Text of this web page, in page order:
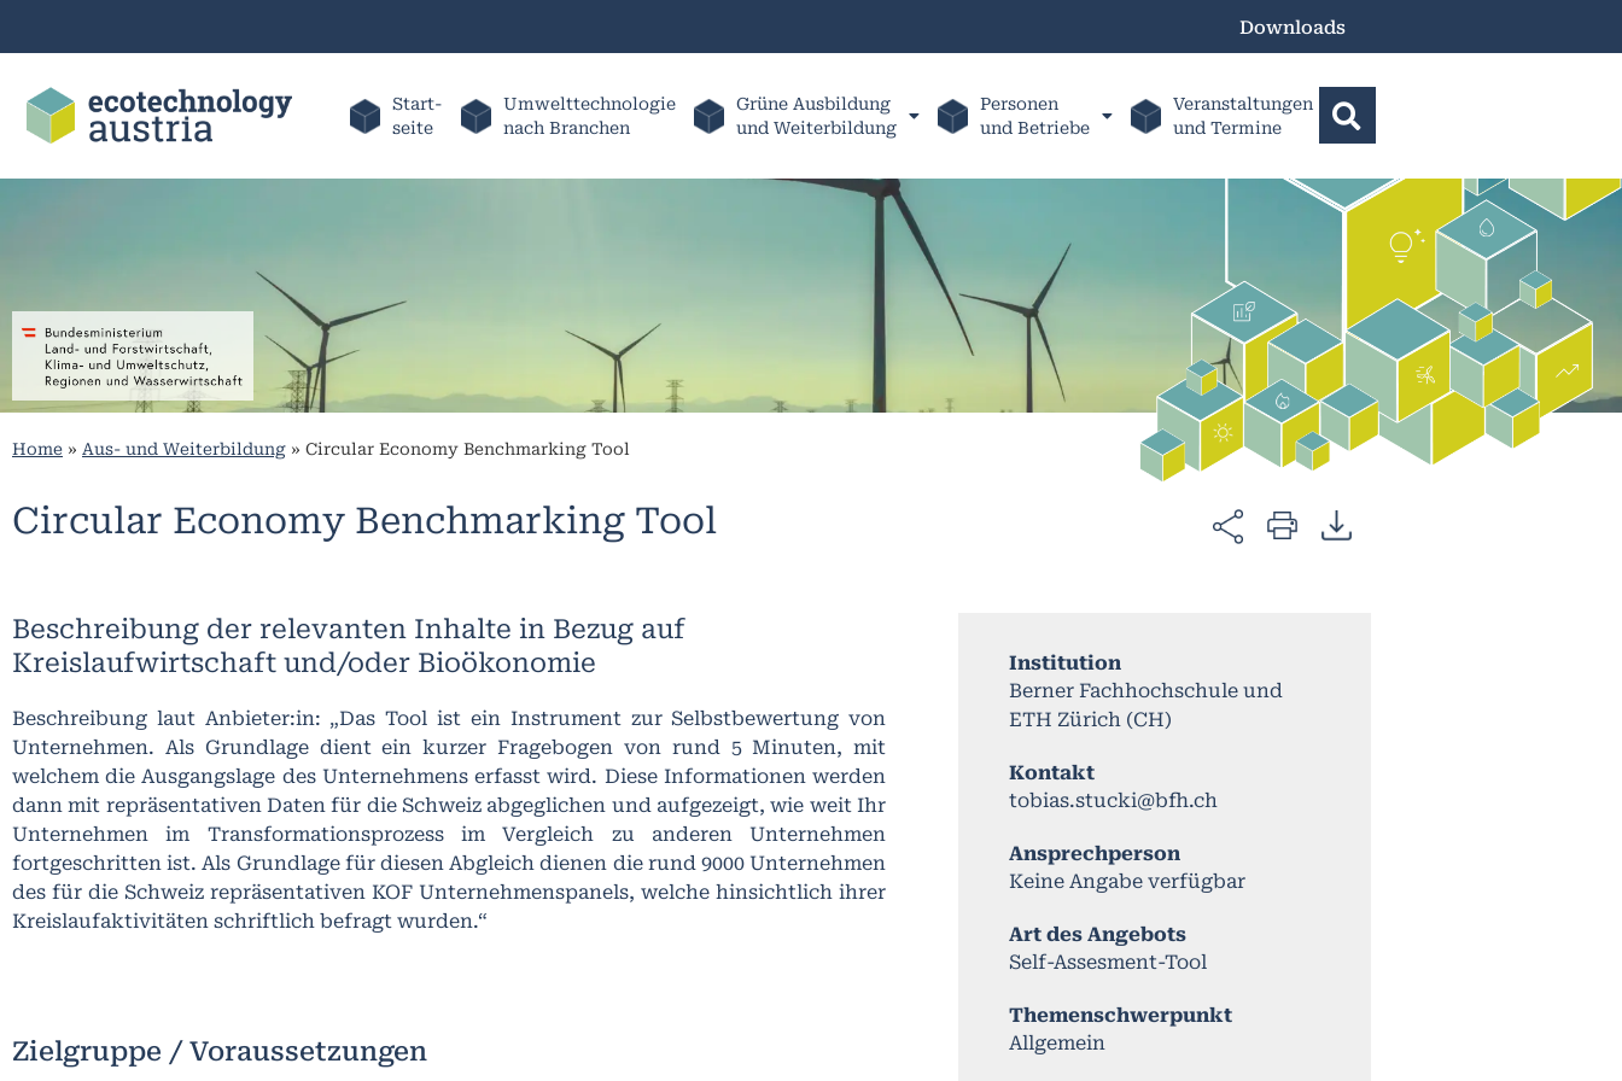
Downloads
Start-
seite
Umwelttechnologie
nach Branchen
Grüne Ausbildung
und Weiterbildung
Personen
und Betriebe
Veranstaltungen
und Termine
Home » Aus- und Weiterbildung » Circular Economy Benchmarking Tool
Circular Economy Benchmarking Tool
Beschreibung der relevanten Inhalte in Bezug auf
Kreislaufwirtschaft und/oder Bioökonomie
Beschreibung laut Anbieter:in: „Das Tool ist ein Instrument zur Selbstbewertung von
Unternehmen. Als Grundlage dient ein kurzer Fragebogen von rund 5 Minuten, mit
welchem die Ausgangslage des Unternehmens erfasst wird. Diese Informationen werden
dann mit repräsentativen Daten für die Schweiz abgeglichen und aufgezeigt, wie weit Ihr
Unternehmen im Transformationsprozess im Vergleich zu anderen Unternehmen
fortgeschritten ist. Als Grundlage für diesen Abgleich dienen die rund 9000 Unternehmen
des für die Schweiz repräsentativen KOF Unternehmenspanels, welche hinsichtlich ihrer
Kreislaufaktivitäten schriftlich befragt wurden.“
Zielgruppe / Voraussetzungen
Institution
Berner Fachhochschule und
ETH Zürich (CH)
Kontakt
tobias.stucki@bfh.ch
Ansprechperson
Keine Angabe verfügbar
Art des Angebots
Self-Assesment-Tool
Themenschwerpunkt
Allgemein